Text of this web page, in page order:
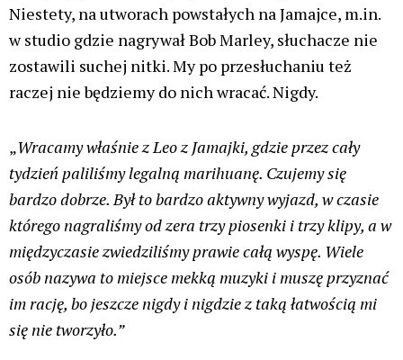
Niestety, na utworach powstałych na Jamajce, m.in.
w studio gdzie nagrywał Bob Marley, słuchacze nie
zostawili suchej nitki. My po przesłuchaniu też
raczej nie będziemy do nich wracać. Nigdy.
„Wracamy właśnie z Leo z Jamajki, gdzie przez cały
tydzień paliliśmy legalną marihuanę. Czujemy się
bardzo dobrze. Był to bardzo aktywny wyjazd, w czasie
którego nagraliśmy od zera trzy piosenki i trzy klipy, a w
międzyczasie zwiedziliśmy prawie całą wyspę. Wiele
osób nazywa to miejsce mekką muzyki i muszę przyznać
im rację, bo jeszcze nigdy i nigdzie z taką łatwością mi
się nie tworzyło.”